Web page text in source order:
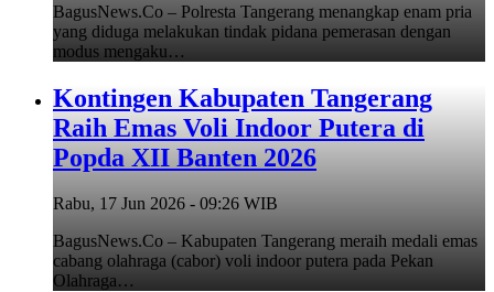
BagusNews.Co – Polresta Tangerang menangkap enam pria
yang diduga melakukan tindak pidana pemerasan dengan
modus mengaku…
Kontingen Kabupaten Tangerang
Raih Emas Voli Indoor Putera di
Popda XII Banten 2026
Rabu, 17 Jun 2026 - 09:26 WIB
BagusNews.Co – Kabupaten Tangerang meraih medali emas
cabang olahraga (cabor) voli indoor putera pada Pekan
Olahraga…